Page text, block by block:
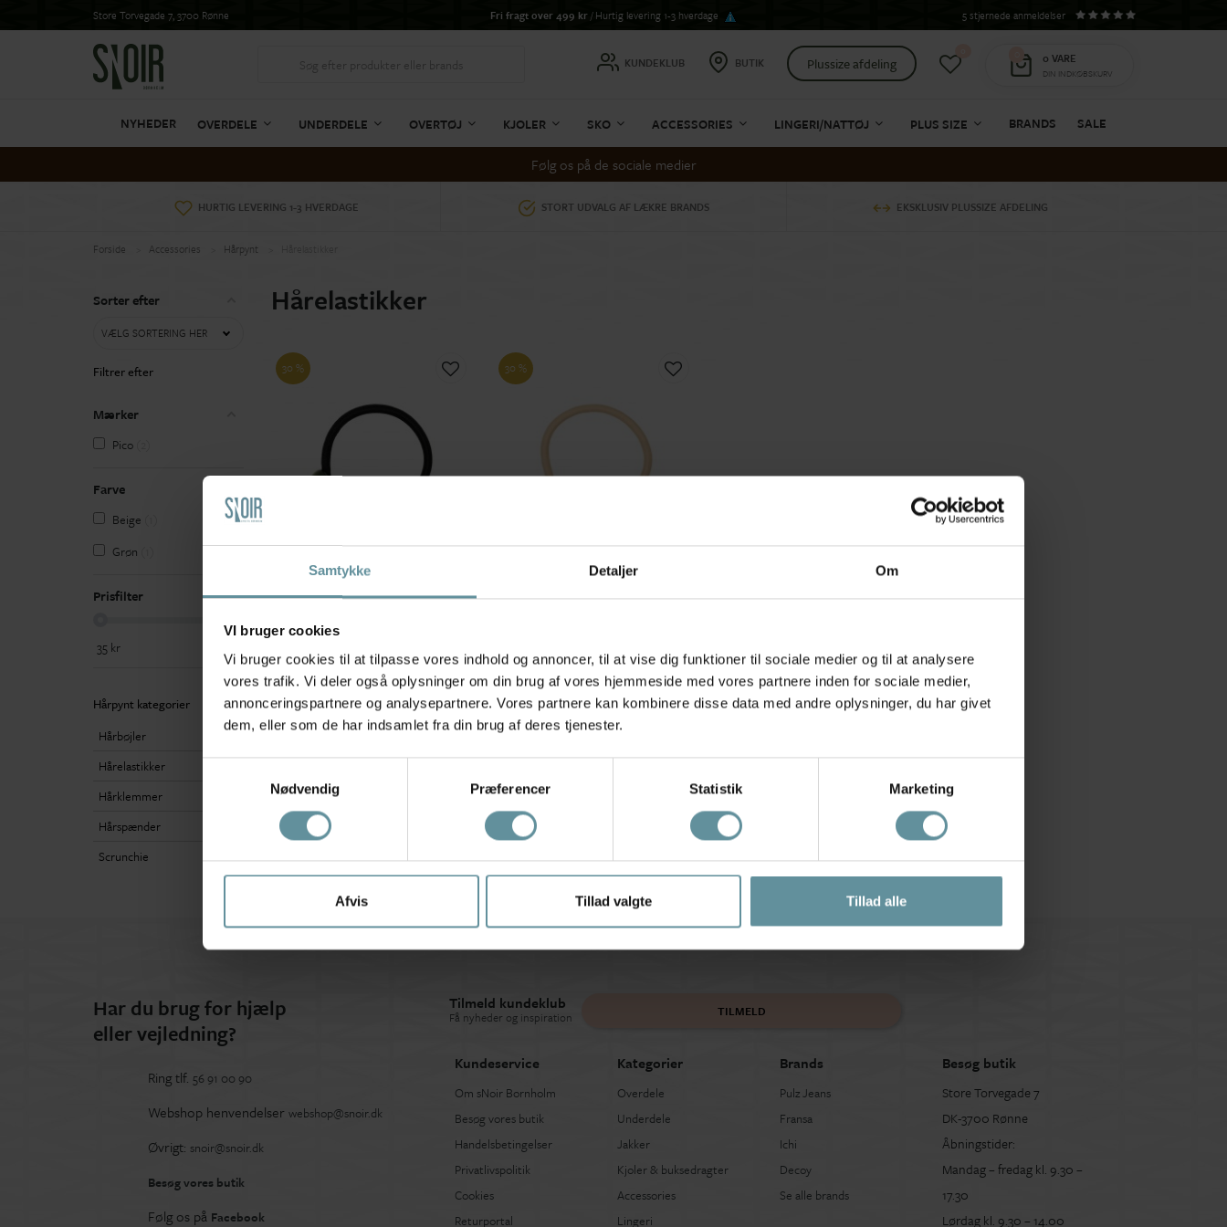
Samtykke Detaljer Om
VI bruger cookies
Vi bruger cookies til at tilpasse vores indhold og annoncer, til at vise dig funktioner til sociale medier og til at analysere
vores trafik. Vi deler også oplysninger om din brug af vores hjemmeside med vores partnere inden for sociale medier,
annonceringspartnere og analysepartnere. Vores partnere kan kombinere disse data med andre oplysninger, du har givet
dem, eller som de har indsamlet fra din brug af deres tjenester.
Nødvendig
Præferencer Statistik Marketing
Afvis Tillad valgte Tillad alle
Store Torvegade 7, 3700 Rønne Fri fragt over 499 kr/ Hurtig levering 1-3 hverdage 5 stjernede anmeldelser
0 VARE
DIN INDKØBSKURV
KUNDEKLUB BUTIK Plussize afdeling
NYHEDER OVERDELE UNDERDELE OVERTØJ KJOLER SKO ACCESSORIES LINGERI/NATTØJ PLUS SIZE BRANDS SALE
Følg os på de sociale medier
HURTIG LEVERING 1-3 HVERDAGE STORT UDVALG AF LÆKRE BRANDS EKSKLUSIV PLUSSIZE AFDELING
Forside Accessories Hårpynt
Sorter efter
VÆLG SORTERING HER
Filtrer efter
Mærker
Pico
Farve
Beige
Grøn
Prisfilter
35 kr
Hårpynt kategorier
Hårbøjler
Hårelastikker
Hårklemmer
Hårspænder
Scrunchie
Hårelastikker
30 %
Pico
med harpiks vedhæng EL17
35,00 kr50,00 kr
30 %
Pico
35,00 kr50,00 kr
Har du brug for hjælp
eller vejledning?
Tilmeld kundeklub
Få nyheder og inspiration TILMELD
Ring tlf. 56 91 00 90
Webshop henvendelser webshop@snoir.dk
Øvrigt: snoir@snoir.dk
Besøg vores butik
Følg os på Facebook
Kundeservice
Om sNoir Bornholm
Besøg vores butik
Handelsbetingelser
Privatlivspolitik
Cookies
Returportal
Kategorier
Overdele
Underdele
Jakker
Kjoler & buksedragter
Accessories
Lingeri
Brands
Pulz Jeans
Fransa
Ichi
Decoy
Se alle brands
Besøg butik
Store Torvegade 7
DK-3700 Rønne
Åbningstider:
Mandag – fredag kl. 9.30 –
17.30
Lørdag kl. 9.30 – 14.00